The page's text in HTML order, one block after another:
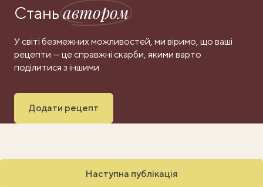
Станьавтором
У світі безмежних можливостей, ми віримо, що ваші
рецепти — це справжні скарби, якими варто
поділитися з іншими.
Додати рецепт
Наступна публікація